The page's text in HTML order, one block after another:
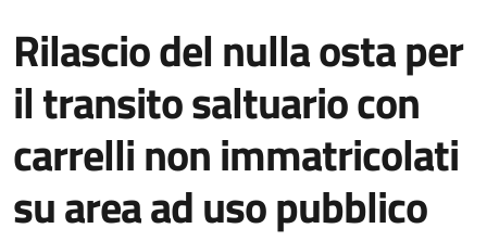
Rilascio del nulla osta per
il transito saltuario con
carrelli non immatricolati
su area ad uso pubblico